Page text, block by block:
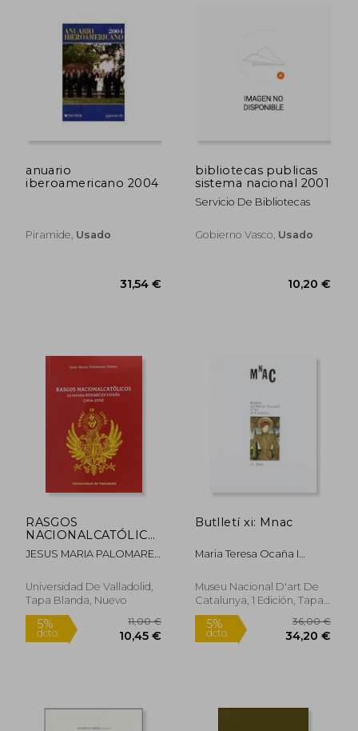
5%
anuario
iberoamericano 2004
Piramide, Usado
bibliotecas publicas
sistema nacional 2001
Servicio De Bibliotecas
Gobierno Vasco, Usado
RASGOS
NACIONALCATÓLICOS.
LA REVISTA
"REINARÉ EN
JESUS MARIA PALOMARES
Universidad De Valladolid,
Tapa Blanda, Nuevo
Butlletí xi: Mnac
Maria Teresa Ocaña I
Museu Nacional D'art De
Catalunya, 1 Edición, Tapa
Blanda, Nuevo